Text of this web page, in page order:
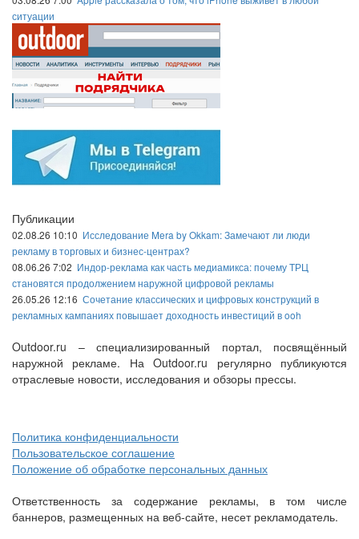
ситуации
Публикации
02.08.26 10:10 Исследование Mera by Okkam: Замечают ли люди
рекламу в торговых и бизнес-центрах?
08.06.26 7:02 Индор-реклама как часть медиамикса: почему ТРЦ
становятся продолжением наружной цифровой рекламы
26.05.26 12:16 Сочетание классических и цифровых конструкций в
рекламных кампаниях повышает доходность инвестиций в ooh
Outdoor.ru – специализированный портал, посвящённый
наружной рекламе. На Outdoor.ru регулярно публикуются
отраслевые новости, исследования и обзоры прессы.
Политика конфиденциальности
Пользовательское соглашение
Положение об обработке персональных данных
Ответственность за содержание рекламы, в том числе
баннеров, размещенных на веб-сайте, несет рекламодатель.